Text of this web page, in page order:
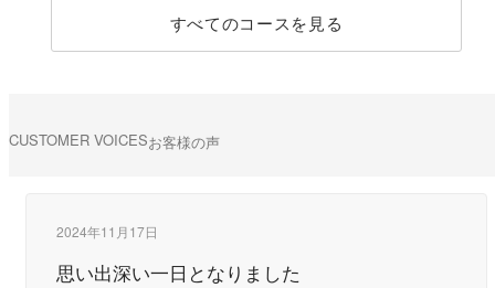
すべてのコースを見る
CUSTOMER VOICESお客様の声
2024年11月17日
思い出深い一日となりました